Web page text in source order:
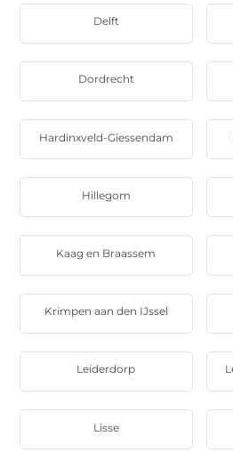
Delft
Dordrecht
Hardinxveld-Giessendam
Hillegom
Kaag en Braassem
Krimpen aan den IJssel
Leiderdorp
Lisse